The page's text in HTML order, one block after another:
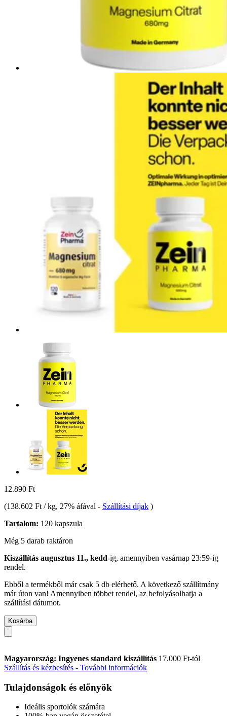
12.890 Ft
(138.602 Ft / kg, 27% áfával - Szállítási díjak )
Tartalom: 120 kapszula
Még 5 darab raktáron
Kiszállítás augusztus 11., kedd-ig, amennyiben vasárnap 23:59-ig
rendel.
Ebből a termékből már csak 5 db elérhető. A következő szállítmány
már úton van! Amennyiben többet rendel, az befolyásolhatja a
szállítási dátumot.
Kosárba
Magyarország: Ingyenes standard kiszállítás 17.000 Ft-tól
Szállítás és kézbesítés - További információk
Tulajdonságok és előnyök
Ideális sportolók számára